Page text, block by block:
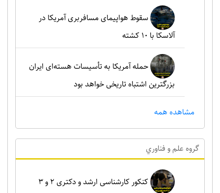
سقوط هواپیمای مسافربری آمریکا در
آلاسکا با ۱۰ کشته
حمله آمریکا به تأسیسات هسته‌ای ایران
بزرگترین اشتباه تاریخی خواهد بود
مشاهده همه
گروه علم و فناوري
کنکور کارشناسی ارشد و دکتری ۲ و ۳